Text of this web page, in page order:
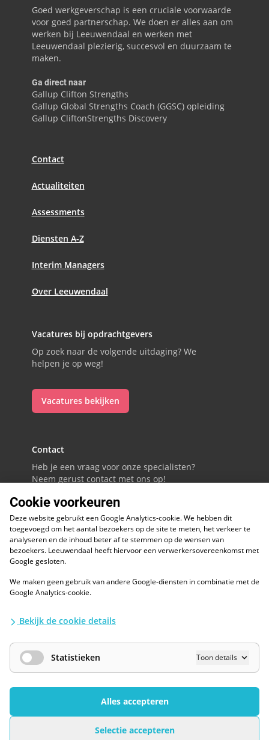
Sollicitaties gesloten
Goed werkgeverschap is een cruciale voorwaarde
voor goed partnerschap. We doen er alles aan om
werken bij Leeuwendaal en werken met
Leeuwendaal plezierig, succesvol en duurzaam te
maken.
Ga direct naar
Gallup Clifton Strengths
Gallup Global Strengths Coach (GGSC) opleiding
Gallup CliftonStrengths Discovery
Contact
Actualiteiten
Assessments
Diensten A-Z
Interim Managers
Over Leeuwendaal
Contact
Heb je een vraag voor onze specialisten?
Neem gerust contact met ons op!
088 - 0086800
Volg ons op LinkedIn
Vacatures bij opdrachtgevers
Op zoek naar de volgende uitdaging? We
helpen je op weg!
Vacatures bekijken
ESG
Diversiteit en inclusie
Algemene voorwaarden
Waarborgen privacy en informatiebeveiliging
AI / LLM
Privacybescherming
Cookie voorkeuren
Deze website gebruikt een Google Analytics-cookie. We hebben dit
toegevoegd om het aantal bezoekers op de site te meten, het verkeer te
analyseren en de inhoud beter af te stemmen op de wensen van
bezoekers. Leeuwendaal heeft hiervoor een verwerkersovereenkomst met
Google gesloten.
We maken geen gebruik van andere Google-diensten in combinatie met de
Google Analytics-cookie.
Bekijk de cookie details
Statistieken Toon details
Alles accepteren
Selectie accepteren